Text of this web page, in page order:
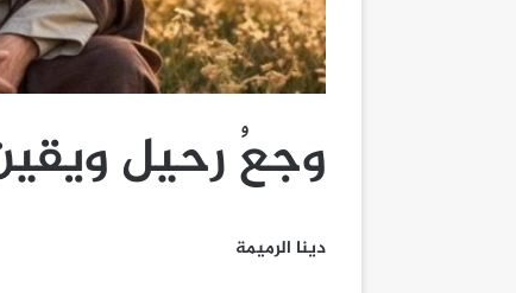
وجعُ رحيل
دينا الرميمة